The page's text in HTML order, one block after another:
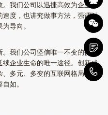
。我们公司以迅捷高效为企业风
速度，也讲究做事方法，强调以
导向。
。我们公司坚信唯一不变的便是
续企业生命的唯一途径。创新成
多元、多变的互联网格局时，
如。